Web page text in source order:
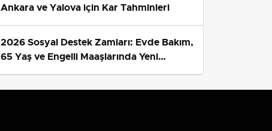
Ankara ve Yalova için Kar Tahminleri
2026 Sosyal Destek Zamları: Evde Bakım,
65 Yaş ve Engelli Maaşlarında Yeni